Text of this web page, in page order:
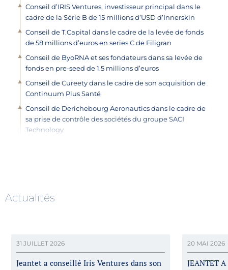
Conseil d’IRIS Ventures, investisseur principal dans le
cadre de la Série B de 15 millions d’USD d’Innerskin
Conseil de T.Capital dans le cadre de la levée de fonds
de 58 millions d’euros en series C de Filigran
Conseil de ByoRNA et ses fondateurs dans sa levée de
fonds en pre-seed de 1.5 millions d’euros
Conseil de Cureety dans le cadre de son acquisition de
Continuum Plus Santé
Conseil de Derichebourg Aeronautics dans le cadre de
sa prise de contrôle des sociétés du groupe SACI
Technology
l’acquisition d’une participation majoritaire au sein des
Conseil de Centreon dans le cadre de son acquisition de
Quant IO
Actualités
31 JUILLET 2026
Jeantet a conseillé Iris Ventures dans son
20 MAI 2026
JEANTET